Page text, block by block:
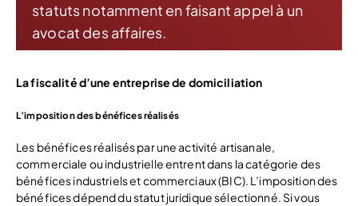
statuts notamment en faisant appel à un
avocat des affaires.
La fiscalité d’une entreprise de domiciliation
L’imposition des bénéfices réalisés
Les bénéfices réalisés par une activité artisanale,
commerciale ou industrielle entrent dans la catégorie des
bénéfices industriels et commerciaux (BIC). L’imposition des
bénéfices dépend du statut juridique sélectionné. Si vous